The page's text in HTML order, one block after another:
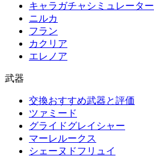
キャラガチャシミュレーター
ニルカ
フラン
カクリア
エレノア
武器
交換おすすめ武器と評価
ツァミード
グライドグレイシャー
マーレルークス
シェーヌドフリュイ